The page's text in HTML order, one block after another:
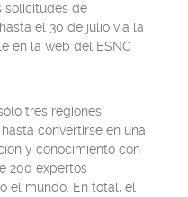
solicitudes de
el 30 de julio vía la
en la web del ESNC
tres regiones
convertirse en una
y conocimiento con
200 expertos
el mundo. En total, el